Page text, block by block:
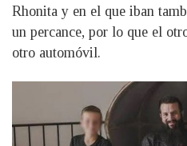
Rhonita y en el que iban
un percance, por lo que el
otro automóvil.